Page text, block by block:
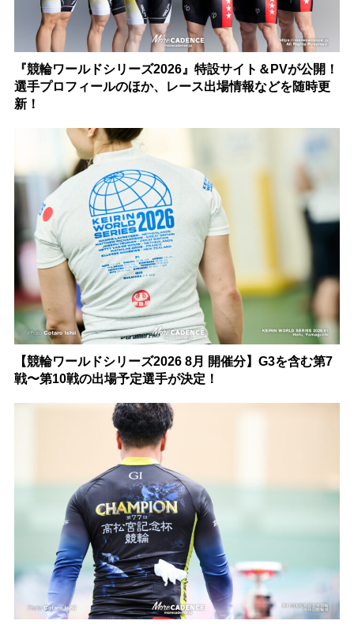
『競輪ワールドシリーズ2026』特設サイト＆PVが公開！
選手プロフィールのほか、レース出場情報などを随時更
新！
【競輪ワールドシリーズ2026 8月 開催分】G3を含む第7
戦〜第10戦の出場予定選手が決定！